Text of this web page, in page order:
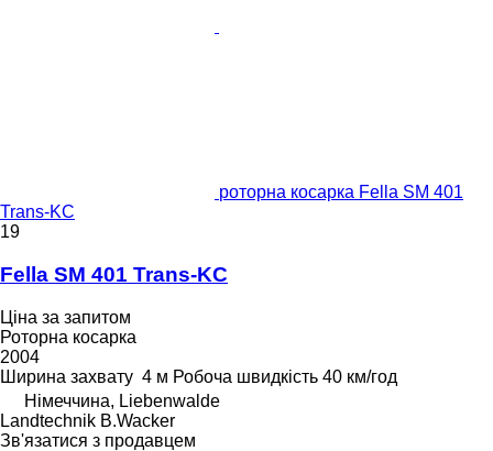
роторна косарка Fella SM 401
Trans-KC
19
Fella SM 401 Trans-KC
Ціна за запитом
Роторна косарка
2004
Ширина захвату 4 м Робоча швидкість 40 км/год
Німеччина, Liebenwalde
Landtechnik B.Wacker
Зв'язатися з продавцем